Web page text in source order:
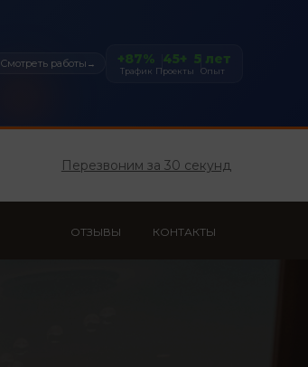
Смотреть работы → +87%
Трафик
45+
Проекты
5 лет
Опыт
Перезвоним за 30 секунд
ОТЗЫВЫ КОНТАКТЫ